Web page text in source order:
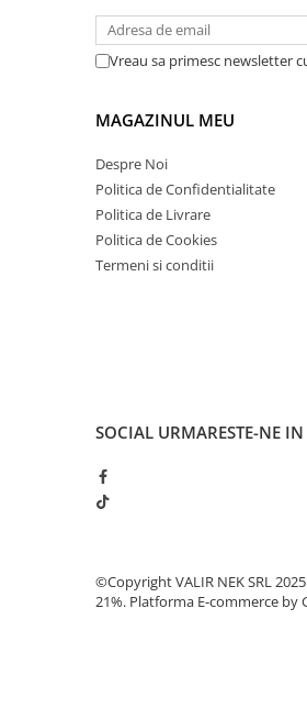
Vreau sa primesc newsletter
MAGAZINUL MEU
Despre Noi
Politica de Confidentialitate
Politica de Livrare
Politica de Cookies
Termeni si conditii
SOCIAL URMARESTE-NE
©Copyright VALIR NEK SRL
21%. Platforma E-commerce by